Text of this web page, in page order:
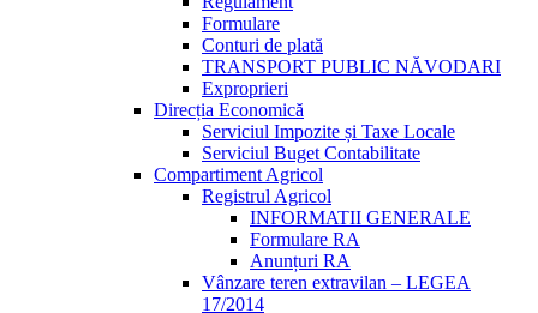
Formulare
Conturi de plată
TRANSPORT PUBLIC NĂVODARI
Exproprieri
Direcția Economică
Serviciul Impozite și Taxe Locale
Serviciul Buget Contabilitate
Compartiment Agricol
Registrul Agricol
INFORMATII GENERALE
Formulare RA
Anunțuri RA
Vânzare teren extravilan – LEGEA
17/2014